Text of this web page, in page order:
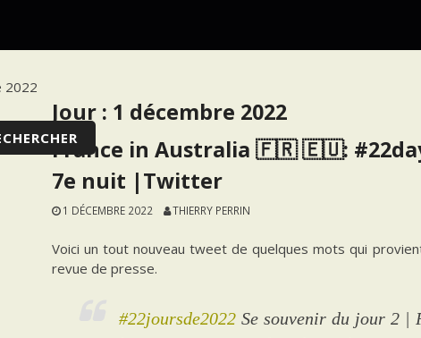
2022
Jour : 1 décembre 2022
France in Australia 🇫🇷 🇪🇺:
7e nuit |Twitter
1 DÉCEMBRE 2022 THIERRY PERRIN
Voici un tout nouveau tweet de quelques mots qui
revue de presse.
#22joursde2022 Se souvenir du jour 2 |